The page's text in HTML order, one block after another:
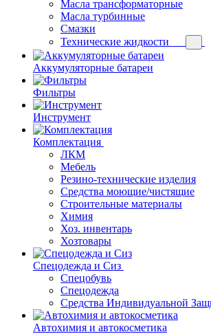
Масла трансформаторные
Масла турбинные
Смазки
Технические жидкости
Аккумуляторные батареи
Фильтры
Инструмент
Комплектация
ЛКМ
Мебель
Резино-технические изделия
Средства моющие/чистящие
Строительные материалы
Химия
Хоз. инвентарь
Хозтовары
Спецодежда и Сиз
Спецобувь
Спецодежда
Средства Индивидуальной
Автохимия и автокосметика